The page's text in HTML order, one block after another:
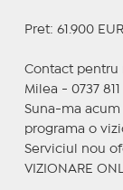
Pret: 61.900
Contact pentru
Milea - 0737
Suna-ma
programa o
Serviciul nou
VIZIONARE